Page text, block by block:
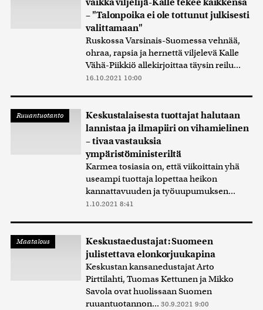
vaikka viljelijä-Kalle tekee kaikkensa
– "Talonpoika ei ole tottunut julkisesti
valittamaan"
Ruskossa Varsinais-Suomessa vehnää,
ohraa, rapsia ja hernettä viljelevä Kalle
Vähä-Piikkiö allekirjoittaa täysin reilu...
16.10.2021 10:00
Ruuantuotanto
Keskustalaisesta tuottajat halutaan
lannistaa ja ilmapiiri on vihamielinen
– tivaa vastauksia
ympäristöministeriltä
Karmea tosiasia on, että viikoittain yhä
useampi tuottaja lopettaa heikon
kannattavuuden ja työuupumuksen...
1.10.2021 8:41
Maatalous
Keskustaedustajat: Suomeen
julistettava elonkorjuukapina
Keskustan kansanedustajat Arto
Pirttilahti, Tuomas Kettunen ja Mikko
Savola ovat huolissaan Suomen
ruuantuotannon... 30.9.2021 9:00